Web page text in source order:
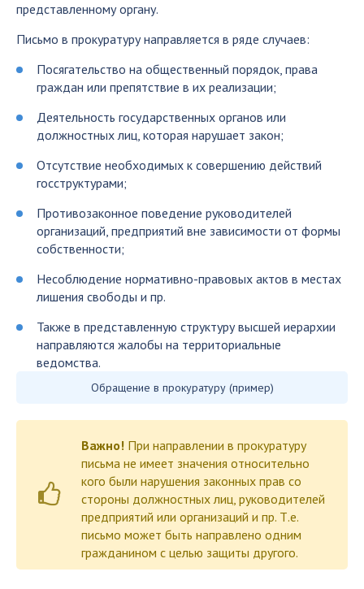
представленному органу.
Письмо в прокуратуру направляется в ряде случаев:
Посягательство на общественный порядок, права
граждан или препятствие в их реализации;
Деятельность государственных органов или
должностных лиц, которая нарушает закон;
Отсутствие необходимых к совершению действий
госструктурами;
Противозаконное поведение руководителей
организаций, предприятий вне зависимости от формы
собственности;
Несоблюдение нормативно-правовых актов в местах
лишения свободы и пр.
Также в представленную структуру высшей иерархии
направляются жалобы на территориальные
ведомства.
Обращение в прокуратуру (пример)
Важно! При направлении в прокуратуру
письма не имеет значения относительно
кого были нарушения законных прав со
стороны должностных лиц, руководителей
предприятий или организаций и пр. Т.е.
письмо может быть направлено одним
гражданином с целью защиты другого.